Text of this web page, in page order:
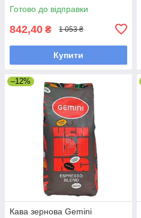
Готово до відправки
842,40 ₴ 1 053 ₴
Купити
–12%
Кава зернова Gemini